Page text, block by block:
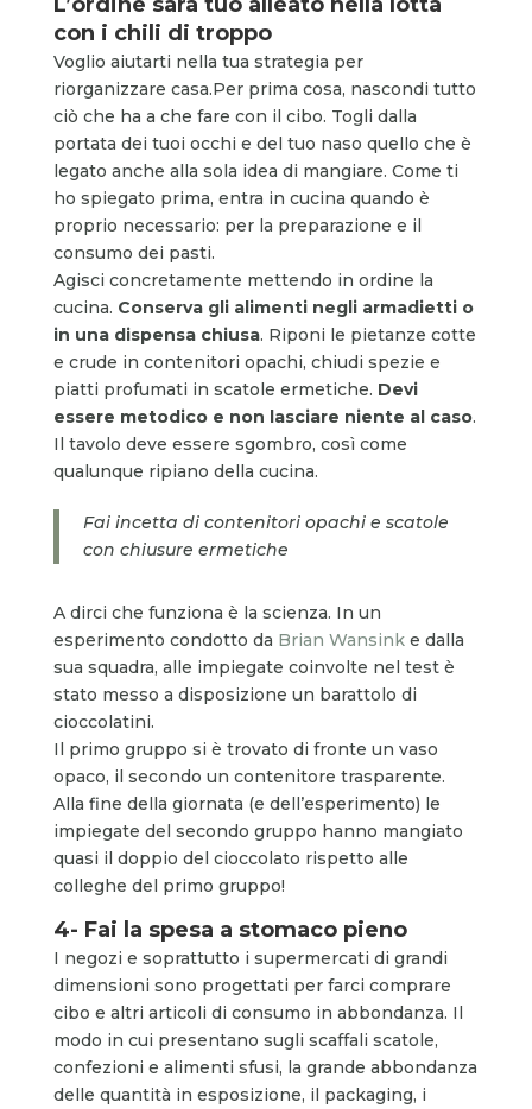
con i chili di troppo
Voglio aiutarti nella tua strategia per
riorganizzare casa.Per prima cosa, nascondi tutto
ciò che ha a che fare con il cibo. Togli dalla
portata dei tuoi occhi e del tuo naso quello che è
legato anche alla sola idea di mangiare. Come ti
ho spiegato prima, entra in cucina quando è
proprio necessario: per la preparazione e il
consumo dei pasti.
Agisci concretamente mettendo in ordine la
cucina. Conserva gli alimenti negli armadietti o
in una dispensa chiusa. Riponi le pietanze cotte
e crude in contenitori opachi, chiudi spezie e
piatti profumati in scatole ermetiche. Devi
essere metodico e non lasciare niente al caso.
Il tavolo deve essere sgombro, così come
qualunque ripiano della cucina.
Fai incetta di contenitori opachi e scatole
con chiusure ermetiche
A dirci che funziona è la scienza. In un
esperimento condotto da Brian Wansinke dalla
sua squadra, alle impiegate coinvolte nel test è
stato messo a disposizione un barattolo di
cioccolatini.
Il primo gruppo si è trovato di fronte un vaso
opaco, il secondo un contenitore trasparente.
Alla fine della giornata (e dell’esperimento) le
impiegate del secondo gruppo hanno mangiato
quasi il doppio del cioccolato rispetto alle
colleghe del primo gruppo!
4- Fai la spesa a stomaco pieno
I negozi e soprattutto i supermercati di grandi
dimensioni sono progettati per farci comprare
cibo e altri articoli di consumo in abbondanza. Il
modo in cui presentano sugli scaffali scatole,
confezioni e alimenti sfusi, la grande abbondanza
delle quantità in esposizione, il packaging, i